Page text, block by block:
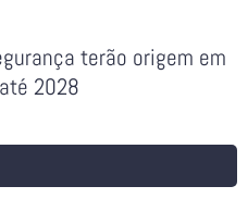
terão origem em
2028